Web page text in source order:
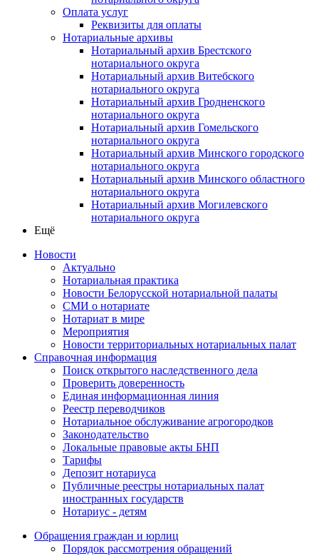
Оплата услуг
Реквизиты для оплаты
Нотариальные архивы
Нотариальный архив Брестского
нотариального округа
Нотариальный архив Витебского
нотариального округа
Нотариальный архив Гродненского
нотариального округа
Нотариальный архив Гомельского
нотариального округа
Нотариальный архив Минского городского
нотариального округа
Нотариальный архив Минского областного
нотариального округа
Нотариальный архив Могилевского
нотариального округа
Ещё
Новости
Актуально
Нотариальная практика
Новости Белорусской нотариальной палаты
СМИ о нотариате
Нотариат в мире
Мероприятия
Новости территориальных нотариальных палат
Справочная информация
Поиск открытого наследственного дела
Проверить доверенность
Единая информационная линия
Реестр переводчиков
Нотариальное обслуживание агрогородков
Законодательство
Локальные правовые акты БНП
Тарифы
Депозит нотариуса
Публичные реестры нотариальных палат
иностранных государств
Нотариус - детям
Обращения граждан и юрлиц
Порядок рассмотрения обращений